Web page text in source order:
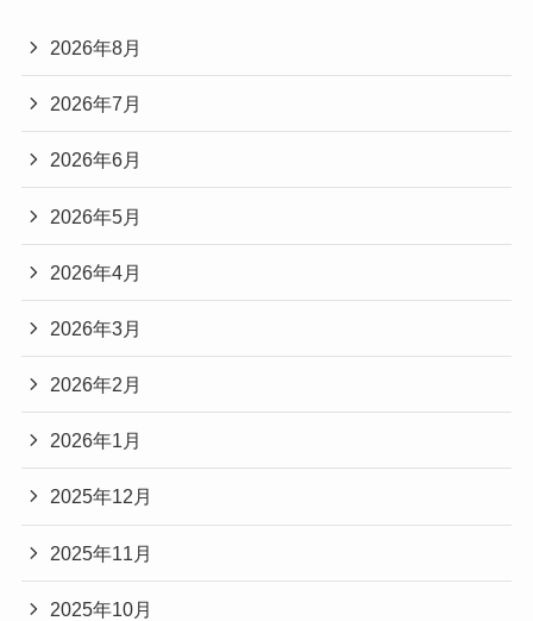
2026年8月
2026年7月
2026年6月
2026年5月
2026年4月
2026年3月
2026年2月
2026年1月
2025年12月
2025年11月
2025年10月